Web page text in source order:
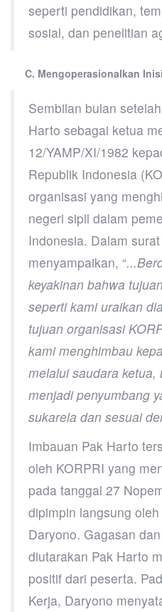
seperti pendidikan,
sosial, dan penelitian
C. Mengoperasionalkan
Sembilan bulan
Harto sebagai ketua
12/YAMP/XI/1982
Republik Indonesia
organisasi yang
negeri sipil dalam
Indonesia. Dalam
menyampaikan, “
keyakinan bahwa
seperti kami uraikan
tujuan organisasi
kami menghimbau
melalui saudara ketua,
menjadi penyumbang
sukarela dan sesuai
Imbauan Pak Harto
oleh KORPRI yang
pada tanggal 27
dipimpin langsung
Daryono. Gagasan
diutarakan Pak Harto
positif dari peserta.
Kerja, Daryono